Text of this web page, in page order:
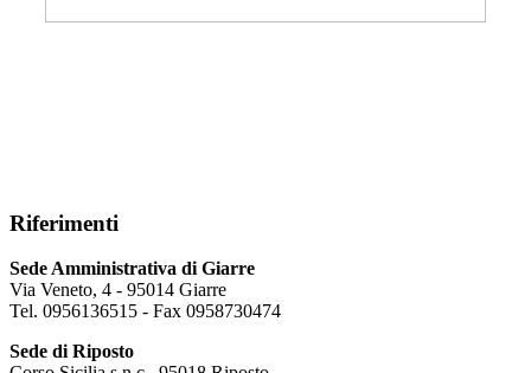
Riferimenti
Sede Amministrativa di Giarre
Via Veneto, 4 - 95014 Giarre
Tel. 0956136515 - Fax 0958730474
Sede di Riposto